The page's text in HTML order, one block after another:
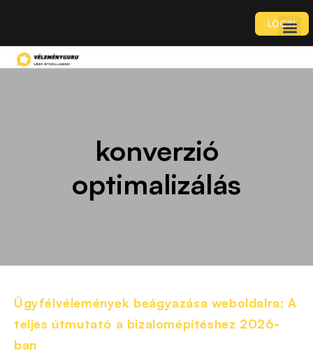
LOGIN
konverzió
optimalizálás
Ügyfélvélemények beágyazása weboldalra: A
teljes útmutató a bizalomépítéshez 2026-
ban